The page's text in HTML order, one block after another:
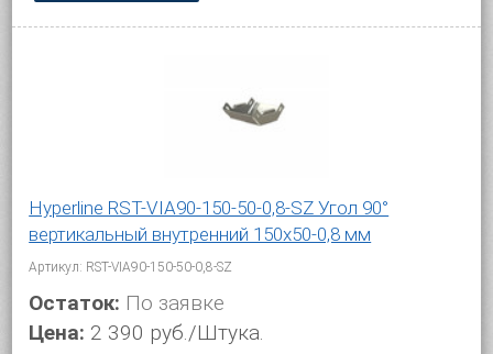
Hyperline RST-VIA90-150-50-0,8-SZ Угол 90°
вертикальный внутренний 150x50-0,8 мм
Артикул: RST-VIA90-150-50-0,8-SZ
Остаток: По заявке
Цена: 2 390 руб./Штука.